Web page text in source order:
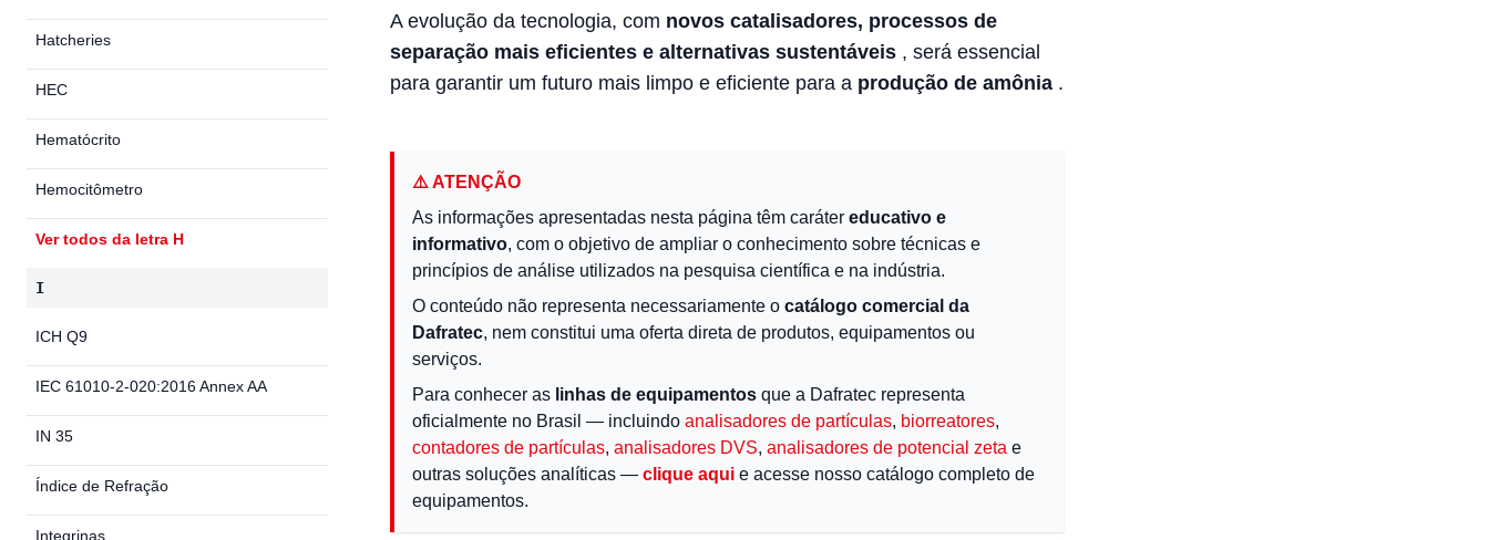
A evolução da tecnologia, com novos catalisadores, processos de
separação mais eficientes e alternativas sustentáveis , será essencial
para garantir um futuro mais limpo e eficiente para a produção de amônia .
⚠️ ATENÇÃO
As informações apresentadas nesta página têm caráter educativo e
informativo, com o objetivo de ampliar o conhecimento sobre técnicas e
princípios de análise utilizados na pesquisa científica e na indústria.
O conteúdo não representa necessariamente o catálogo comercial da
Dafratec, nem constitui uma oferta direta de produtos, equipamentos ou
serviços.
Para conhecer as linhas de equipamentos que a Dafratec representa
oficialmente no Brasil — incluindo analisadores de partículas, biorreatores,
contadores de partículas, analisadores DVS, analisadores de potencial zeta e
outras soluções analíticas — clique aqui e acesse nosso catálogo completo de
equipamentos.
Hatcheries
HEC
Hematócrito
Hemocitômetro
Ver todos da letra H
I
ICH Q9
IEC 61010-2-020:2016 Annex AA
IN 35
Índice de Refração
Integrinas